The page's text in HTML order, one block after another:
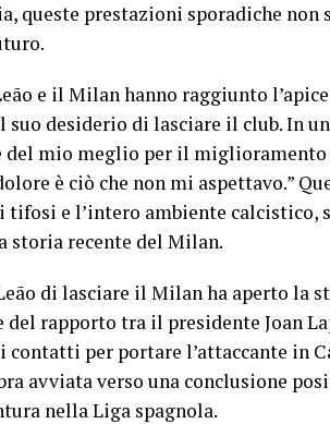
queste prestazioni sporadiche
e il Milan hanno raggiunto
suo desiderio di lasciare il club. In
del mio meglio per il
è ciò che non mi aspettavo.”
tifosi e l’intero ambiente calcistico,
storia recente del Milan.
di lasciare il Milan ha aperto la
rapporto tra il presidente Joan
per portare l’attaccante in
avviata verso una conclusione
nella Liga spagnola.